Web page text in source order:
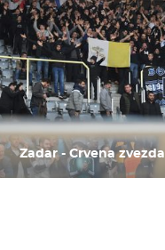
Zadar - Crvena zvezda